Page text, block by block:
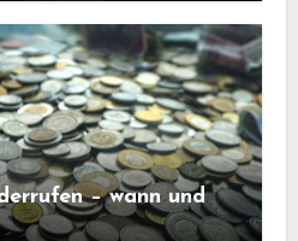
– wann und